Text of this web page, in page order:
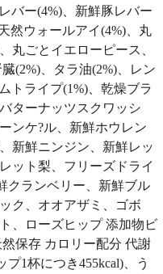
バー(4%)、新鮮豚レバー
然ウォールアイ(4%)、丸
丸ごとイエローピース、
(2%)、タラ油(2%)、レン
トライプ(1%)、乾燥ブラ
ターナッツスクワッシ
ンケ?ル、新鮮ホウレン
新鮮ニンジン、新鮮レッ
ット梨、フリーズドライ
クランベリー、新鮮ブル
ク、オオアザミ、ゴボ
、ローズヒップ 添加物ビ
保存 カロリー配分 代謝
プ1杯につき455kcal)、う